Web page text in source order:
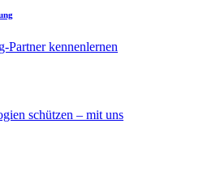
Partner kennenlernen
schützen – mit uns